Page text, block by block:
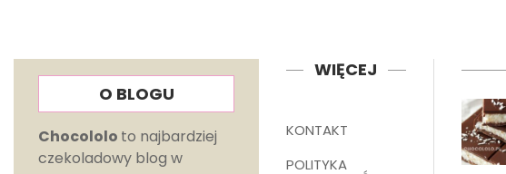
O BLOGU
Chocololo to najbardziej
czekoladowy blog w
WIĘCEJ
KONTAKT
POLITYKA